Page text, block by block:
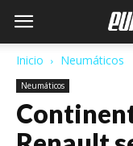
Inicio Neumáticos
Neumáticos